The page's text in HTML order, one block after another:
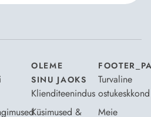
OLEME
SINU JAOKS
Klienditeenindus
Küsimused &
Turvaline
ostukeskkond
Meie